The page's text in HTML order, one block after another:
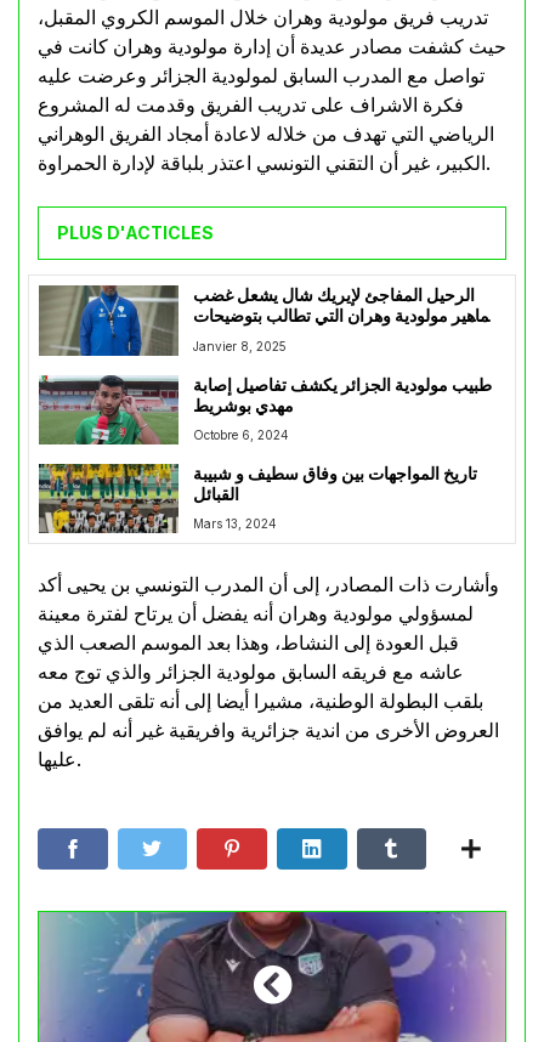
تدريب فريق مولودية وهران خلال الموسم الكروي المقبل،
حيث كشفت مصادر عديدة أن إدارة مولودية وهران كانت في
تواصل مع المدرب السابق لمولودية الجزائر وعرضت عليه
فكرة الاشراف على تدريب الفريق وقدمت له المشروع
الرياضي التي تهدف من خلاله لاعادة أمجاد الفريق الوهراني
الكبير، غير أن التقني التونسي اعتذر بلباقة لإدارة الحمراوة.
PLUS D'ACTICLES
الرحيل المفاجئ لإيريك شال يشعل غضب
جماهير مولودية وهران التي تطالب بتوضيحات
حول الموضوع
Janvier 8, 2025
طبيب مولودية الجزائر يكشف تفاصيل إصابة
مهدي بوشريط
Octobre 6, 2024
تاريخ المواجهات بين وفاق سطيف و شبيبة
القبائل
Mars 13, 2024
وأشارت ذات المصادر، إلى أن المدرب التونسي بن يحيى أكد
لمسؤولي مولودية وهران أنه يفضل أن يرتاح لفترة معينة
قبل العودة إلى النشاط، وهذا بعد الموسم الصعب الذي
عاشه مع فريقه السابق مولودية الجزائر والذي توج معه
بلقب البطولة الوطنية، مشيرا أيضا إلى أنه تلقى العديد من
العروض الأخرى من اندية جزائرية وافريقية غير أنه لم يوافق
عليها.